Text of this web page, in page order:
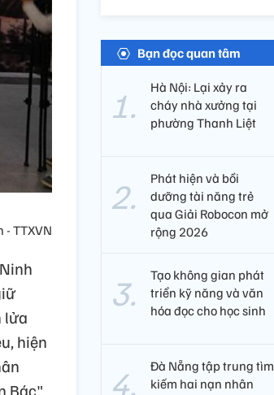
- TTXVN
lửa
hiện
Bác"
Bạn đọc quan tâm
Hà Nội: Lại xảy ra
cháy nhà xưởng tại
phường Thanh Liệt
Phát hiện và bồi
dưỡng tài năng trẻ
qua Giải Robocon mở
rộng 2026
Tạo không gian phát
triển kỹ năng và văn
hóa đọc cho học sinh
Đà Nẵng tập trung tìm
kiếm hai nạn nhân